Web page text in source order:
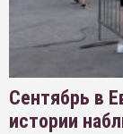
Сентябрь в
истории